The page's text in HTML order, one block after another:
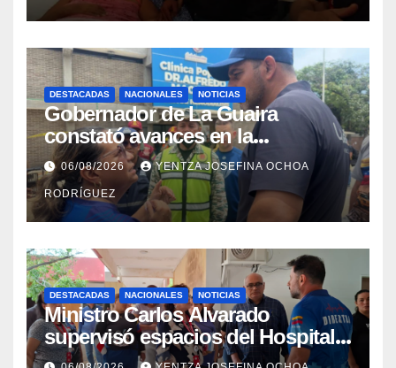
DESTACADAS NACIONALES NOTICIAS
Gobernador de La Guaira
constató avances en la
rehabilitación del Hospitalito de
Catia la Mar
06/08/2026 YENTZA JOSEFINA OCHOA
RODRÍGUEZ
DESTACADAS NACIONALES NOTICIAS
Ministro Carlos Alvarado
supervisó espacios del Hospital
Dermatológico Dr. Martín Vegas